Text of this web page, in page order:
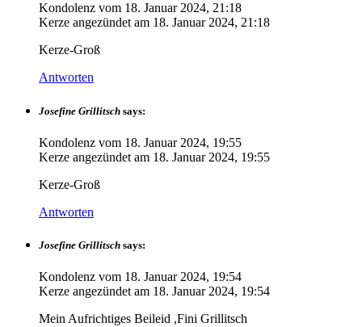
Kondolenz vom 18. Januar 2024, 21:18
Kerze angezündet am 18. Januar 2024, 21:18
Kerze-Groß
Antworten
Josefine Grillitsch says:
Kondolenz vom 18. Januar 2024, 19:55
Kerze angezündet am 18. Januar 2024, 19:55
Kerze-Groß
Antworten
Josefine Grillitsch says:
Kondolenz vom 18. Januar 2024, 19:54
Kerze angezündet am 18. Januar 2024, 19:54
Mein Aufrichtiges Beileid ,Fini Grillitsch